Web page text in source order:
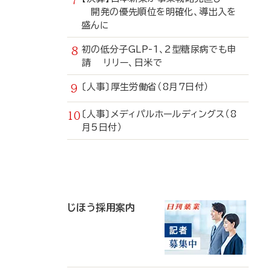
開発の優先順位を明確化、導出入を
盛んに
初の低分子GLP-1、2型糖尿病でも申
請 リリー、日米で
〔人事〕厚生労働省（8月7日付）
〔人事〕メディパルホールディングス（8
月5日付）
じほう採用案内